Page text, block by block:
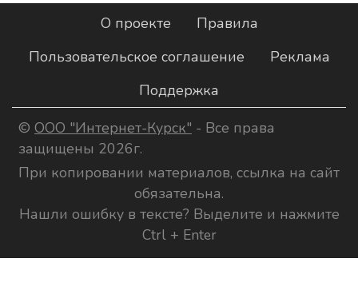
О проекте
Правила
Пользовательское соглашение
Реклама
Поддержка
© ООО "Интернет-Курск" - Все права
защищены 2026г.
При копировании материалов, ссылка на сайт
обязательна.
Нашли ошибку в тексте? Выделите и нажмите
Ctrl + Enter